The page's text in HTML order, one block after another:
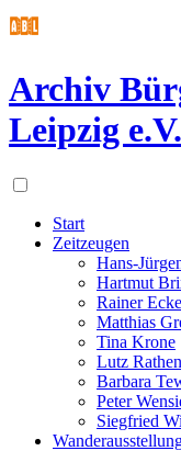
Archiv
Leipzig e.V.
Start
Zeitzeugen
Hans-
Hartmut
Rainer
Matthias
Tina Krone
Lutz
Barbara
Peter
Siegfried